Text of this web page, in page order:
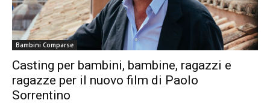
Bambini Comparse
Casting per bambini, bambine, ragazzi e
ragazze per il nuovo film di Paolo
Sorrentino